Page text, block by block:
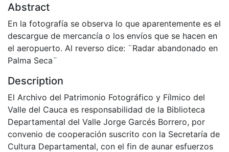
Abstract
En la fotografía se observa lo que aparentemente es el
descargue de mercancía o los envíos que se hacen en
el aeropuerto. Al reverso dice: ¨Radar abandonado en
Palma Seca¨
Description
El Archivo del Patrimonio Fotográfico y Fílmico del
Valle del Cauca es responsabilidad de la Biblioteca
Departamental del Valle Jorge Garcés Borrero, por
convenio de cooperación suscrito con la Secretaría de
Cultura Departamental, con el fin de aunar esfuerzos